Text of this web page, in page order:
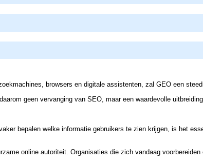
browsers en digitale assistenten, zal GEO een
geen vervanging van SEO, maar een waardevolle
bepalen welke informatie gebruikers te zien krijgen, is het
online autoriteit. Organisaties die zich vandaag